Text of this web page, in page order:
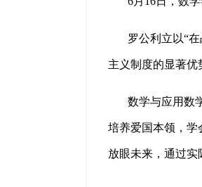
罗公利立以“在
主义制度的显著优
数学与应用数学
培养爱国本领，学
放眼未来，通过实